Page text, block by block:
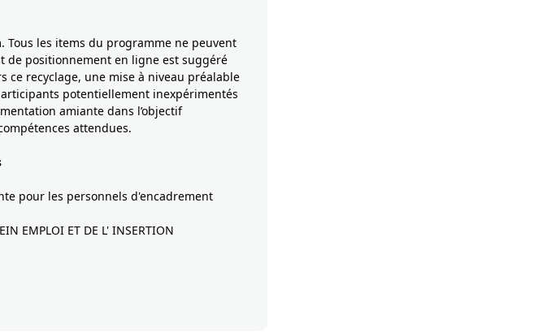
Tous les items du programme ne peuvent
de positionnement en ligne est suggéré
ce recyclage, une mise à niveau préalable
potentiellement inexpérimentés
amiante dans l’objectif
attendues.
pour les personnels d'encadrement
EMPLOI ET DE L' INSERTION